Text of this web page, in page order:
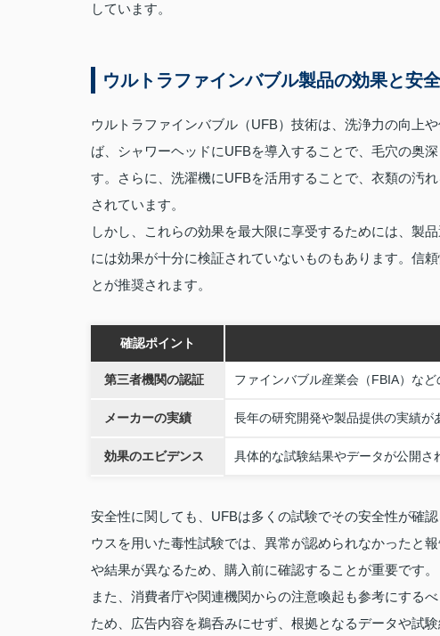
しています。
ウルトラファインバブル製品の効果と安
ウルトラファインバブル（UFB）技術は、洗浄力の向上
ば、シャワーヘッドにUFBを導入することで、毛穴の奥
す。さらに、洗濯機にUFBを活用することで、衣類の汚
されています。
しかし、これらの効果を最大限に享受するためには、製
には効果が十分に検証されていないものもあります。信
とが推奨されます。
確認ポイント
第三者機関の認証 ファインバブル産業会（FBIA）な
メーカーの実績 長年の研究開発や製品提供の実績が
効果のエビデンス 具体的な試験結果やデータが公開さ
安全性に関しても、UFBは多くの試験でその安全性が確
ウスを用いた毒性試験では、異常が認められなかったと
や結果が異なるため、購入前に確認することが重要です。
また、消費者庁や関連機関からの注意喚起も参考にする
ため、広告内容を鵜呑みにせず、根拠となるデータや試